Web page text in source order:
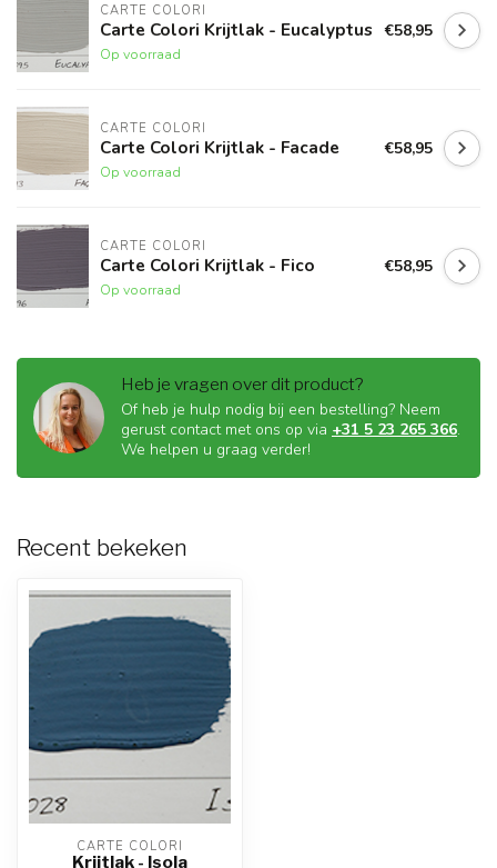
CARTE COLORI
Carte Colori Krijtlak - Eucalyptus
Op voorraad
€58,95
CARTE COLORI
Carte Colori Krijtlak - Facade
Op voorraad
€58,95
CARTE COLORI
Carte Colori Krijtlak - Fico
Op voorraad
€58,95
Heb je vragen over dit product?
Of heb je hulp nodig bij een bestelling? Neem
gerust contact met ons op via +31 5 23 265 366.
We helpen u graag verder!
Recent bekeken
CARTE COLORI
Krijtlak - Isola